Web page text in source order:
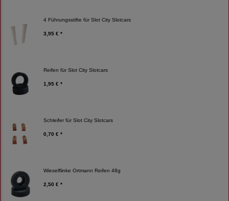
4 Führungsstifte für Slot City Slotcars
3,95 € *
Reifen für Slot City Slotcars
1,95 € *
Schleifer für Slot City Slotcars
0,70 € *
Wieselflinke Ortmann Reifen 48g
2,50 € *